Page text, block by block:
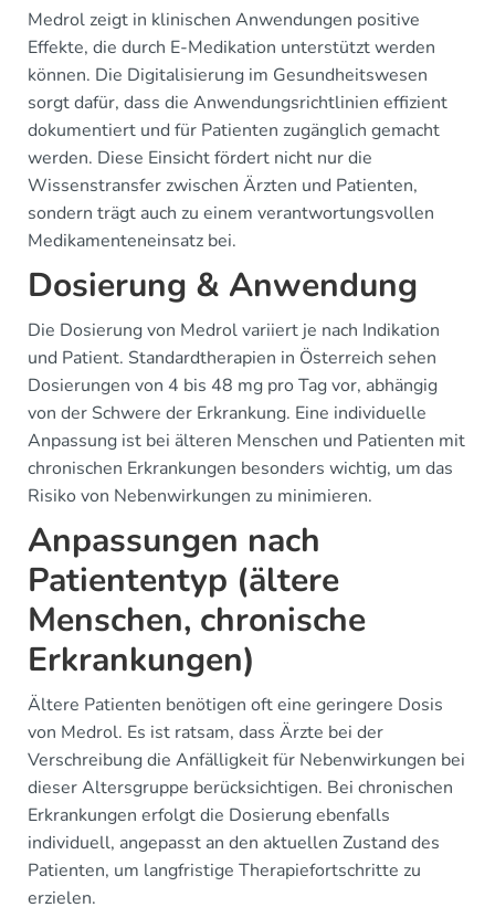
Medrol zeigt in klinischen Anwendungen positive
Effekte, die durch E-Medikation unterstützt werden
können. Die Digitalisierung im Gesundheitswesen
sorgt dafür, dass die Anwendungsrichtlinien effizient
dokumentiert und für Patienten zugänglich gemacht
werden. Diese Einsicht fördert nicht nur die
Wissenstransfer zwischen Ärzten und Patienten,
sondern trägt auch zu einem verantwortungsvollen
Medikamenteneinsatz bei.
Dosierung & Anwendung
Die Dosierung von Medrol variiert je nach Indikation
und Patient. Standardtherapien in Österreich sehen
Dosierungen von 4 bis 48 mg pro Tag vor, abhängig
von der Schwere der Erkrankung. Eine individuelle
Anpassung ist bei älteren Menschen und Patienten mit
chronischen Erkrankungen besonders wichtig, um das
Risiko von Nebenwirkungen zu minimieren.
Anpassungen nach
Patiententyp (ältere
Menschen, chronische
Erkrankungen)
Ältere Patienten benötigen oft eine geringere Dosis
von Medrol. Es ist ratsam, dass Ärzte bei der
Verschreibung die Anfälligkeit für Nebenwirkungen bei
dieser Altersgruppe berücksichtigen. Bei chronischen
Erkrankungen erfolgt die Dosierung ebenfalls
individuell, angepasst an den aktuellen Zustand des
Patienten, um langfristige Therapiefortschritte zu
erzielen.